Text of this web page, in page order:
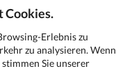
Cookies.
Erlebnis zu
zu analysieren. Wenn
Sie unserer